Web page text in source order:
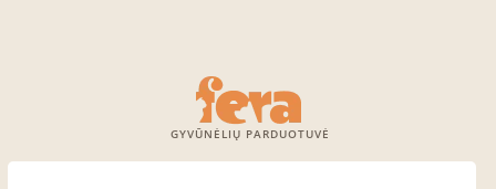
GYVŪNĖLIŲ PARDUOTUVĖ